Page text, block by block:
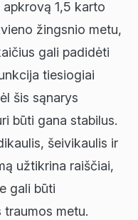
1,5 karto
žingsnio metu,
gali padidėti
tiesiogiai
šis sąnarys
būti gana stabilus.
šeivikaulis ir
užtikrina raiščiai,
gali būti
traumos metu.